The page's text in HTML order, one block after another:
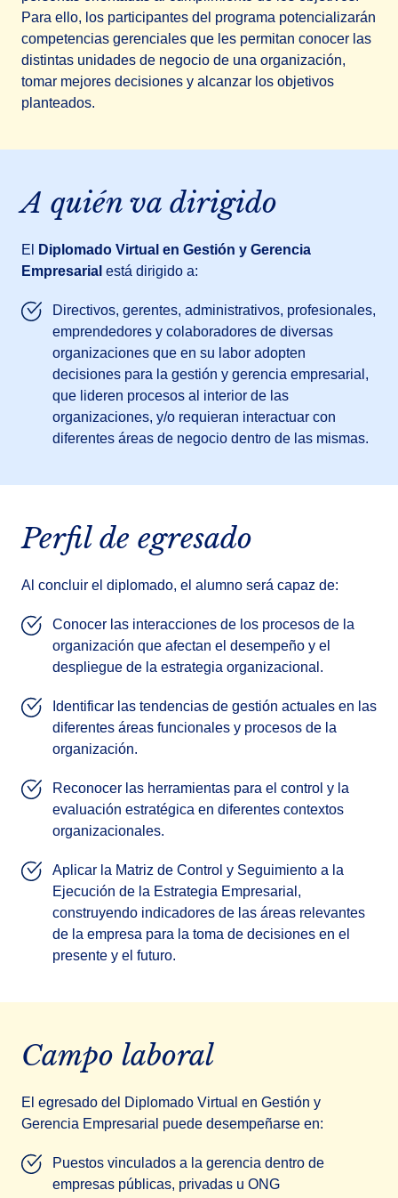
Para ello, los participantes del programa potencializarán
competencias gerenciales que les permitan conocer las
distintas unidades de negocio de una organización,
tomar mejores decisiones y alcanzar los objetivos
planteados.
A quién va dirigido
El
Diplomado Virtual en Gestión y Gerencia
Empresarial está dirigido a:
Directivos, gerentes, administrativos, profesionales,
emprendedores y colaboradores de diversas
organizaciones que en su labor adopten
decisiones para la gestión y gerencia empresarial,
que lideren procesos al interior de las
organizaciones, y/o requieran interactuar con
diferentes áreas de negocio dentro de las mismas.
Perfil de egresado
Al concluir el diplomado, el alumno será capaz de:
Conocer las interacciones de los procesos de la
organización que afectan el desempeño y el
despliegue de la estrategia organizacional.
Identificar las tendencias de gestión actuales en las
diferentes áreas funcionales y procesos de la
organización.
Reconocer las herramientas para el control y la
evaluación estratégica en diferentes contextos
organizacionales.
Aplicar la Matriz de Control y Seguimiento a la
Ejecución de la Estrategia Empresarial,
construyendo indicadores de las áreas relevantes
de la empresa para la toma de decisiones en el
presente y el futuro.
Campo laboral
El egresado del Diplomado Virtual en Gestión y
Gerencia Empresarial puede desempeñarse en:
Puestos vinculados a la gerencia dentro de
empresas públicas, privadas u ONG